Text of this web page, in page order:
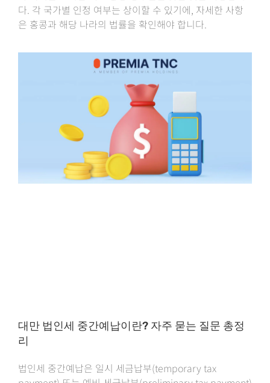
다. 각 국가별 인정 여부는 상이할 수 있기에, 자세한 사항
은 홍콩과 해당 나라의 법률을 확인해야 합니다.
대만 법인세 중간예납이란? 자주 묻는 질문 총정
리
법인세 중간예납은 일시 세금납부(temporary tax